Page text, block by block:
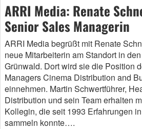
ARRI Media: Renate
Senior Sales Managerin
ARRI Media begrüßt mit Renate
neue Mitarbeiterin am Standort in
Grünwald. Dort wird sie die Position
Managers Cinema Distribution and
einnehmen. Martin Schwertführer,
Distribution und sein Team erhalten
Kollegin, die seit 1993 Erfahrungen
sammeln konnte….